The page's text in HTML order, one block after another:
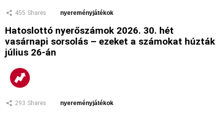
455 Shares nyereményjátékok
Hatoslottó nyerőszámok 2026. 30. hét
vasárnapi sorsolás – ezeket a számokat húzták
július 26-án
293 Shares nyereményjátékok